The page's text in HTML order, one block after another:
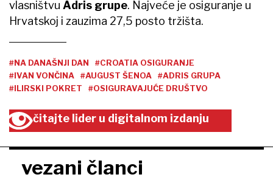
vlasništvu Adris grupe. Najveće je osiguranje u
Hrvatskoj i zauzima 27,5 posto tržišta.
#NA DANAŠNJI DAN
#CROATIA OSIGURANJE
#IVAN VONČINA
#AUGUST ŠENOA
#ADRIS GRUPA
#ILIRSKI POKRET
#OSIGURAVAJUĆE DRUŠTVO
čitajte lider u digitalnom izdanju
vezani članci